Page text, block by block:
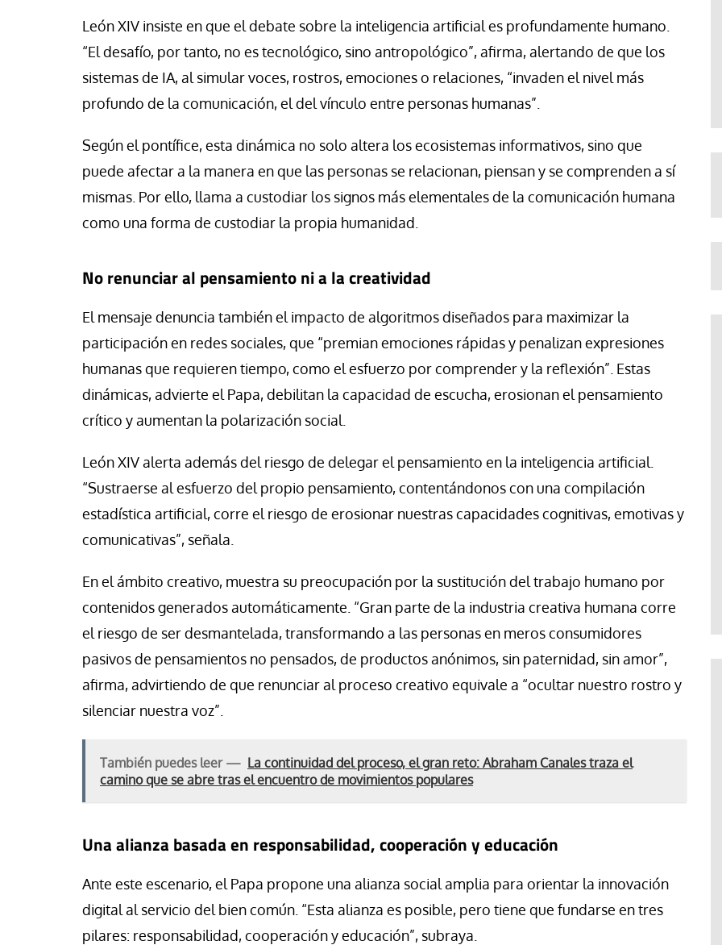
León XIV insiste en que el debate sobre la inteligencia artificial es profundamente humano.
“El desafío, por tanto, no es tecnológico, sino antropológico”, afirma, alertando de que los
sistemas de IA, al simular voces, rostros, emociones o relaciones, “invaden el nivel más
profundo de la comunicación, el del vínculo entre personas humanas”.
Según el pontífice, esta dinámica no solo altera los ecosistemas informativos, sino que
puede afectar a la manera en que las personas se relacionan, piensan y se comprenden a sí
mismas. Por ello, llama a custodiar los signos más elementales de la comunicación humana
como una forma de custodiar la propia humanidad.
No renunciar al pensamiento ni a la creatividad
El mensaje denuncia también el impacto de algoritmos diseñados para maximizar la
participación en redes sociales, que “premian emociones rápidas y penalizan expresiones
humanas que requieren tiempo, como el esfuerzo por comprender y la reflexión”. Estas
dinámicas, advierte el Papa, debilitan la capacidad de escucha, erosionan el pensamiento
crítico y aumentan la polarización social.
León XIV alerta además del riesgo de delegar el pensamiento en la inteligencia artificial.
“Sustraerse al esfuerzo del propio pensamiento, contentándonos con una compilación
estadística artificial, corre el riesgo de erosionar nuestras capacidades cognitivas, emotivas y
comunicativas”, señala.
En el ámbito creativo, muestra su preocupación por la sustitución del trabajo humano por
contenidos generados automáticamente. “Gran parte de la industria creativa humana corre
el riesgo de ser desmantelada, transformando a las personas en meros consumidores
pasivos de pensamientos no pensados, de productos anónimos, sin paternidad, sin amor”,
afirma, advirtiendo de que renunciar al proceso creativo equivale a “ocultar nuestro rostro y
silenciar nuestra voz”.
También puedes leer — La continuidad del proceso, el gran reto: Abraham Canales traza el
camino que se abre tras el encuentro de movimientos populares
Una alianza basada en responsabilidad, cooperación y educación
Ante este escenario, el Papa propone una alianza social amplia para orientar la innovación
digital al servicio del bien común. “Esta alianza es posible, pero tiene que fundarse en tres
pilares: responsabilidad, cooperación y educación”, subraya.